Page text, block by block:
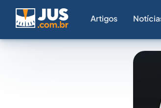
Artigos